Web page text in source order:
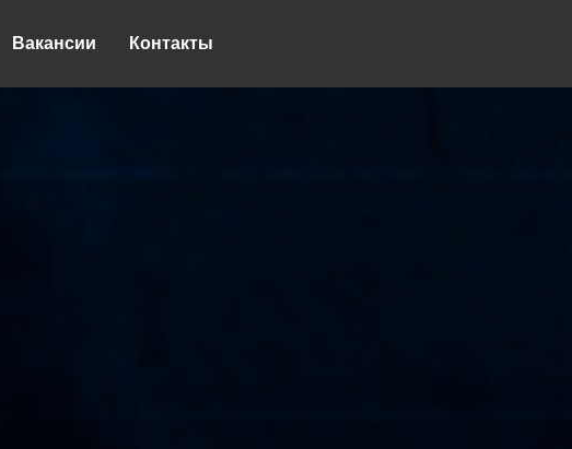
Вакансии Контакты